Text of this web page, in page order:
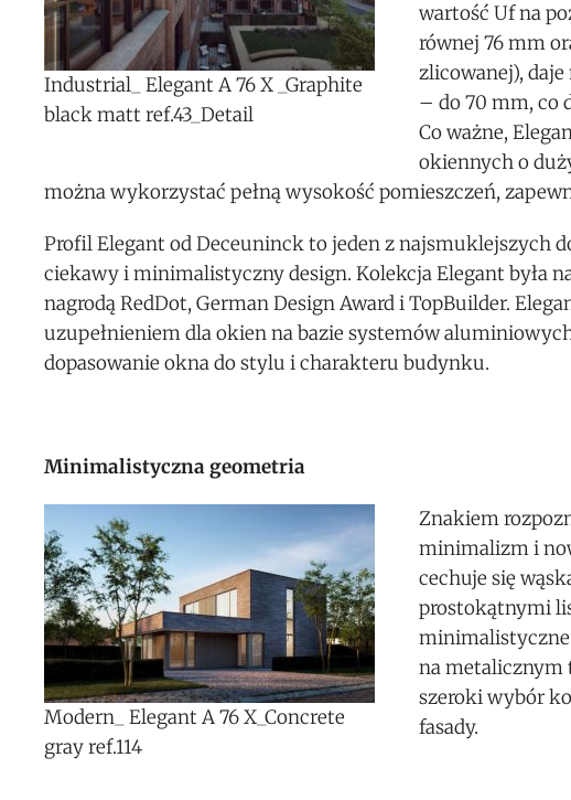
Industrial_ Elegant A 76 X _Graphite
black matt ref.43_Detail
wartość Uf na
równej 76 mm
zlicowanej),
– do 70 mm, co
Co ważne,
okiennych o
można wykorzystać pełną wysokość pomieszczeń,
Profil Elegant od Deceuninck to jeden z najsmuklejszych
ciekawy i minimalistyczny design. Kolekcja Elegant była
nagrodą RedDot, German Design Award i TopBuilder.
uzupełnieniem dla okien na bazie systemów
dopasowanie okna do stylu i charakteru budynku.
Minimalistyczna geometria
Modern_ Elegant A 76 X_Concrete
gray ref.114
Znakiem
minimalizm i
cechuje się
prostokątnymi
minimalistyczne
na metalicznym
szeroki wybór
fasady.